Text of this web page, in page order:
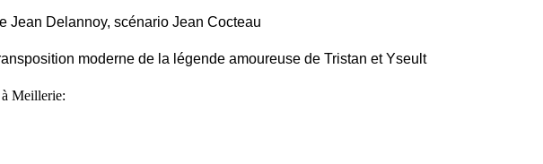
Jean Delannoy, scénario Jean Cocteau
moderne de la légende amoureuse de Tristan et Yseult
Meillerie: